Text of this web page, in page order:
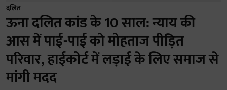
दलित
ऊना दलित कांड के 10 साल: न्याय की
आस में पाई-पाई को मोहताज पीड़ित
परिवार, हाईकोर्ट में लड़ाई के लिए समाज से
मांगी मदद